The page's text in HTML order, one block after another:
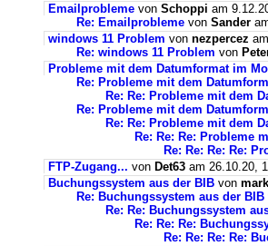
Emailprobleme von Schoppi am
Re: Emailprobleme von Sander
windows 11 Problem von nezpercez
Re: windows 11 Problem von
Probleme mit dem Datumformat im
Re: Probleme mit dem
Re: Re: Probleme mit dem
Re: Probleme mit dem
Re: Re: Probleme mit dem
Re: Re: Re: Probleme
Re: Re: Re: Re:
FTP-Zugang... von Det63 am 26.10.20,
Buchungssystem aus der BIB von
Re: Buchungssystem aus der BIB
Re: Re: Buchungssystem
Re: Re: Re:
Re: Re: Re: Re: